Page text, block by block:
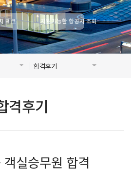
체크 지원가능한 항공사 조회
합격후기
격후기
실승무원 합격